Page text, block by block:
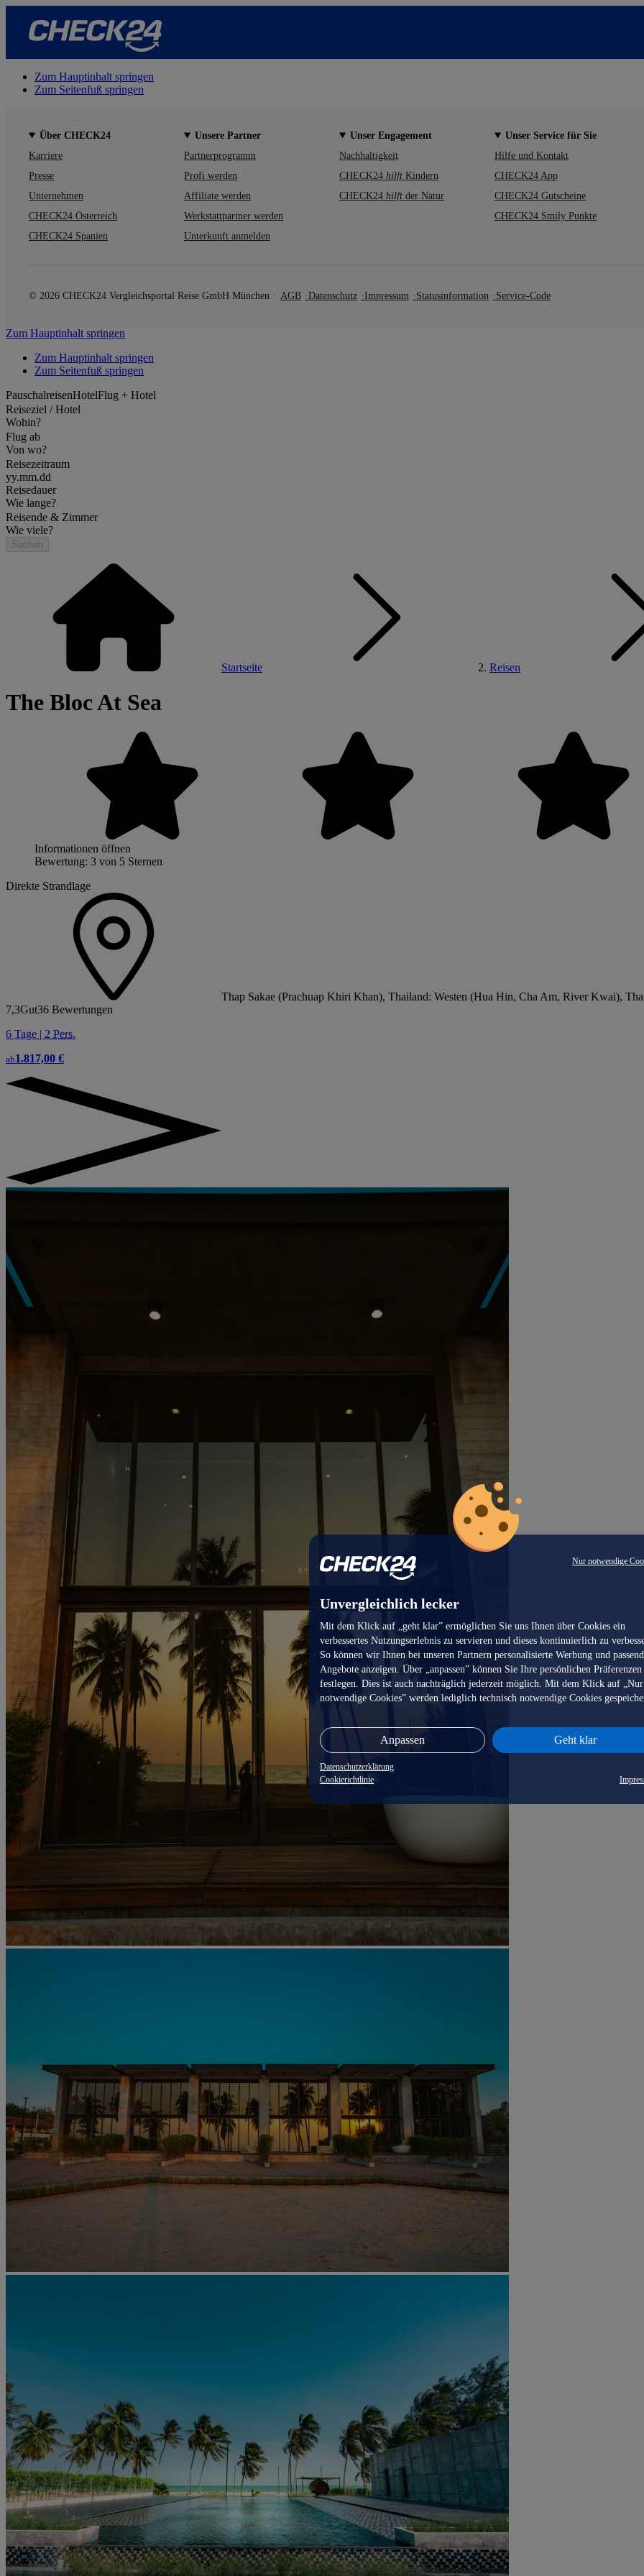
Nur notwendige
Unvergleichlich lecker
Mit dem Klick auf „geht klar” ermöglichen Sie uns Ihnen über Cookies ein
verbessertes Nutzungserlebnis zu servieren und dieses kontinuierlich zu
So können wir Ihnen bei unseren Partnern personalisierte Werbung und
Angebote anzeigen. Über „anpassen” können Sie Ihre persönlichen Präferenzen
festlegen. Dies ist auch nachträglich jederzeit möglich. Mit dem Klick auf „Nur
notwendige Cookies” werden lediglich technisch notwendige Cookies
Anpassen Geht klar
Datenschutzerklärung
Cookierichtlinie
Zum Hauptinhalt springen
Zum Seitenfuß springen
Über CHECK24
Karriere
Presse
Unternehmen
CHECK24 Österreich
CHECK24 Spanien
Unsere Partner
Partnerprogramm
Profi werden
Affiliate werden
Werkstattpartner werden
Unterkunft anmelden
Unser Engagement
Nachhaltigkeit
CHECK24 hilft Kindern
CHECK24 hilft der Natur
Unser Service für Sie
Hilfe und Kontakt
CHECK24 App
CHECK24 Gutscheine
CHECK24 Smily Punkte
© 2026 CHECK24 Vergleichsportal Reise GmbH München AGB Datenschutz Impressum Statusinformation Service-Code
Zum Hauptinhalt springen
Zum Hauptinhalt springen
Zum Seitenfuß springen
PauschalreisenHotelFlug + Hotel
Reiseziel / Hotel
Wohin?
Flug ab
Von wo?
Reisezeitraum
yy.mm.dd
Reisedauer
Wie lange?
Reisende & Zimmer
Wie viele?
Suchen
Startseite Reisen
The Bloc At Sea
Informationen öffnen
Bewertung: 3 von 5 Sternen
Direkte Strandlage
Thap Sakae (Prachuap Khiri Khan), Thailand: Westen (Hua Hin, Cha Am, River Kwai),
7,3Gut36 Bewertungen
6 Tage | 2 Pers.
ab1.817,00 €